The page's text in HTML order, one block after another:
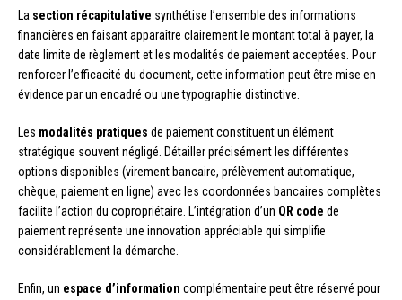
La section récapitulative synthétise l’ensemble des informations
financières en faisant apparaître clairement le montant total à payer, la
date limite de règlement et les modalités de paiement acceptées. Pour
renforcer l’efficacité du document, cette information peut être mise en
évidence par un encadré ou une typographie distinctive.
Les modalités pratiques de paiement constituent un élément
stratégique souvent négligé. Détailler précisément les différentes
options disponibles (virement bancaire, prélèvement automatique,
chèque, paiement en ligne) avec les coordonnées bancaires complètes
facilite l’action du copropriétaire. L’intégration d’un QR code de
paiement représente une innovation appréciable qui simplifie
considérablement la démarche.
Enfin, un espace d’information complémentaire peut être réservé pour